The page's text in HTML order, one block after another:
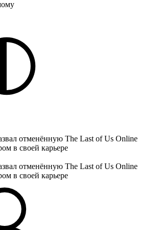
отменённую The Last of Us Online
в своей карьере
отменённую The Last of Us Online
в своей карьере